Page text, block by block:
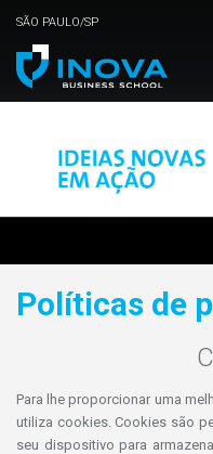
SÃO PAULO/SP
Políticas de
Para lhe proporcionar uma
utiliza cookies. Cookies são
seu dispositivo para